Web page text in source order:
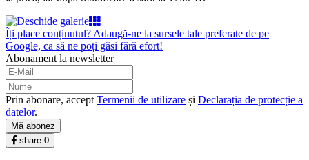
Îți place conținutul? Adaugă-ne la sursele tale preferate de pe
Google, ca să ne poți găsi fără efort!
Abonament la newsletter
Prin abonare, accept Termenii de utilizare și Declarația de protecție a
datelor.
Mă abonez
share 0